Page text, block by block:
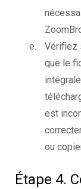
Vérifiez
que le
est
ou
Étape 4.